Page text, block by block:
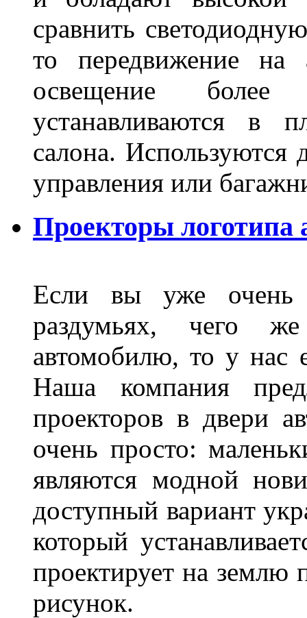
сравнить
то передвижение
освещение
устанавливаются в
салона. Используются
управления или
Проекторы логотипа
Если вы уже очень
раздумьях, чего
автомобилю, то у нас
Наша компания
проекторов в двери
очень просто:
являются модной
доступный вариант
который
проектирует на землю
рисунок.